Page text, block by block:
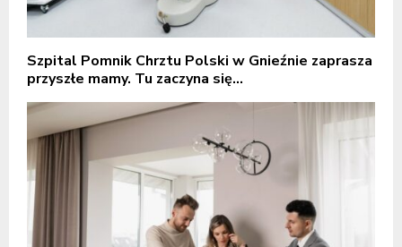
Szpital Pomnik Chrztu Polski w Gnieźnie zaprasza
przyszłe mamy. Tu zaczyna się...